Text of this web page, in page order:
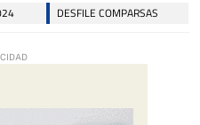
DESFILE COMPARSAS